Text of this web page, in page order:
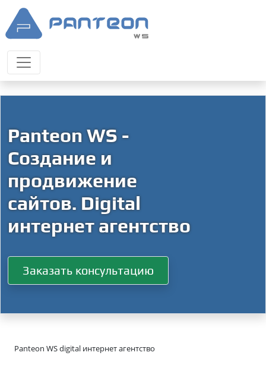
Panteon WS -
Создание и
продвижение
сайтов. Digital
интернет агентство
Заказать консультацию
Panteon WS digital интернет агентство